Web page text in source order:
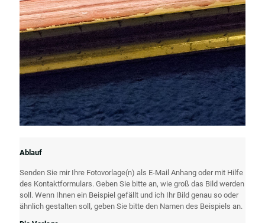
Ablauf
Senden Sie mir Ihre Fotovorlage(n) als E-Mail Anhang oder mit Hilfe
des Kontaktformulars. Geben Sie bitte an, wie groß das Bild werden
soll. Wenn Ihnen ein Beispiel gefällt und ich Ihr Bild genau so oder
ähnlich gestalten soll, geben Sie bitte den Namen des Beispiels an.